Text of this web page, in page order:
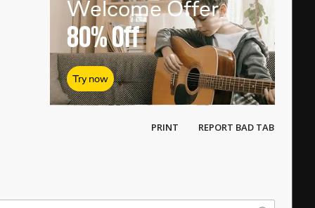
Welcome Offer
80%Off
Try now
PRINT REPORT BAD TAB